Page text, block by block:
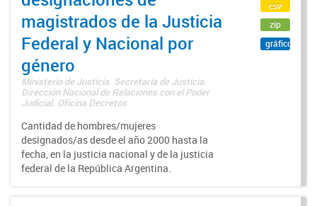
magistrados de la Justicia
Federal y Nacional por
género
Ministerio de Justicia. Secretaría de Justicia.
Dirección Nacional de Relaciones con el Poder
Judicial. Oficina Decretos
Cantidad de hombres/mujeres
designados/as desde el año 2000 hasta la
fecha, en la justicia nacional y de la justicia
federal de la República Argentina.
csv
zip
gráfico